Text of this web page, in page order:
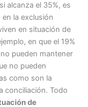
alcanza el 35%, es
la exclusión
en situación de
en que el 19%
pueden mantener
no pueden
como son la
conciliación. Todo
de